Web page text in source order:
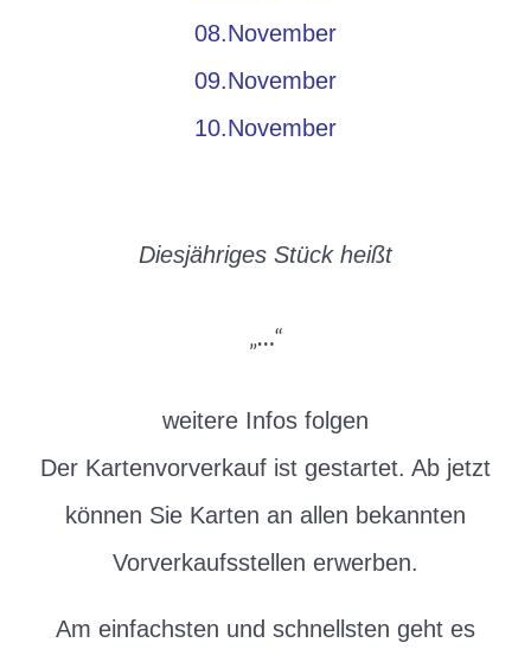
08.November
09.November
10.November
Diesjähriges Stück heißt
„…“
weitere Infos folgen
Der Kartenvorverkauf ist gestartet. Ab jetzt
können Sie Karten an allen bekannten
Vorverkaufsstellen erwerben.
Am einfachsten und schnellsten geht es